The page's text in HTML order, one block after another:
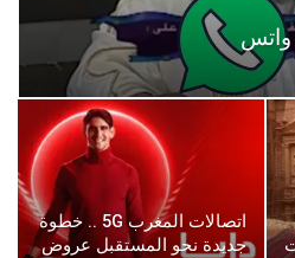
واتس
اتصالات المغرب 5G .. خطوة
جديدة نحو المستقبل عروض